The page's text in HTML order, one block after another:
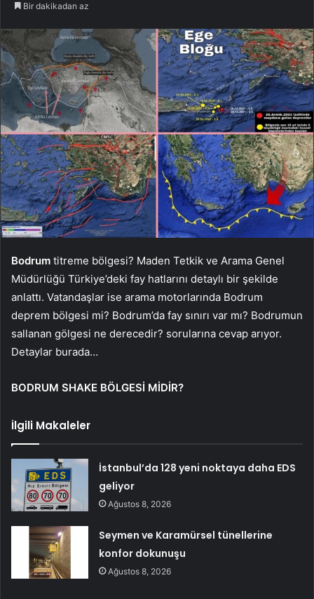
Bir dakikadan az
Bodrum titreme bölgesi? Maden Tetkik ve Arama Genel
Müdürlüğü Türkiye’deki fay hatlarını detaylı bir şekilde
anlattı. Vatandaşlar ise arama motorlarında Bodrum
deprem bölgesi mi? Bodrum’da fay sınırı var mı? Bodrumun
sallanan gölgesi ne derecedir? sorularına cevap arıyor.
Detaylar burada…
BODRUM SHAKE BÖLGESİ MİDİR?
İlgili Makaleler
İstanbul’da 128 yeni noktaya daha EDS
geliyor
Ağustos 8, 2026
Seymen ve Karamürsel tünellerine
konfor dokunuşu
Ağustos 8, 2026